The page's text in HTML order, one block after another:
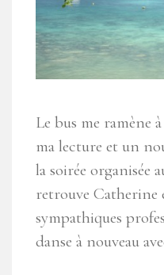
Le bus me ramène
ma lecture et un
la soirée organisée
retrouve Catherine
sympathiques
danse à nouveau